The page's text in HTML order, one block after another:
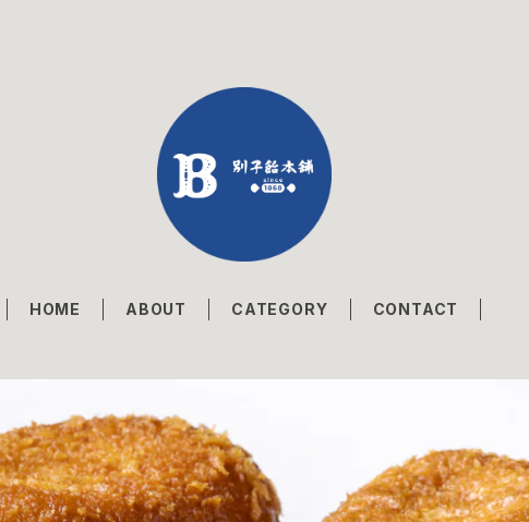
HOME ABOUT CATEGORY CONTACT